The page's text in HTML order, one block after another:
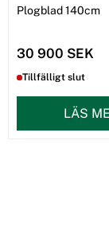
Plogblad 140cm
30 900 SEK
Tillfälligt slut
LÄS